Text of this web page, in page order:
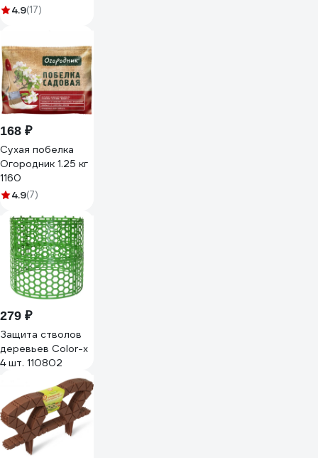
мм 420001
4.9(17)
168 ₽
Сухая побелка
Огородник 1.25 кг
1160
4.9(7)
279 ₽
Защита стволов
деревьев Color-x
4 шт. 110802